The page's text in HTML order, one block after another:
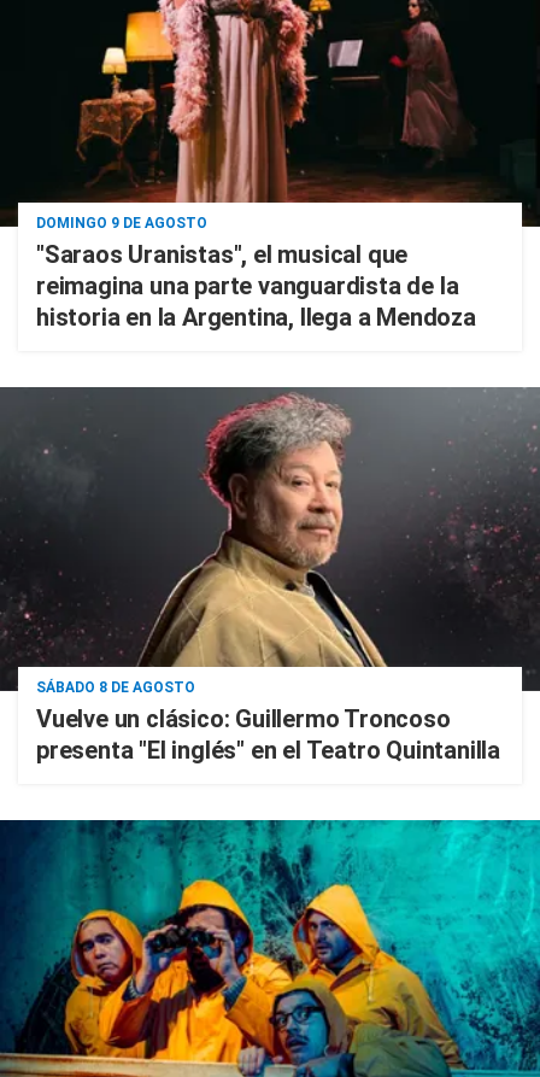
DOMINGO 9 DE AGOSTO
"Saraos Uranistas", el musical que
reimagina una parte vanguardista de la
historia en la Argentina, llega a Mendoza
SÁBADO 8 DE AGOSTO
Vuelve un clásico: Guillermo Troncoso
presenta "El inglés" en el Teatro Quintanilla